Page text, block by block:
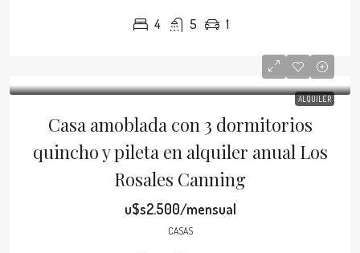
4 5 1
ALQUILER
Casa amoblada con 3 dormitorios
quincho y pileta en alquiler anual Los
Rosales Canning
u$s2.500/mensual
CASAS